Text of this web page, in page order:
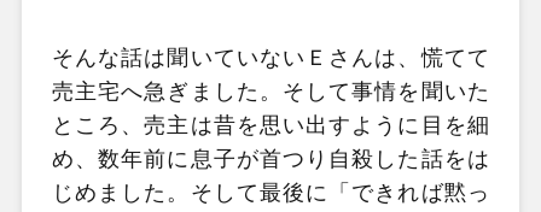
そんな話は聞いていないＥさんは、慌てて
売主宅へ急ぎました。そして事情を聞いた
ところ、売主は昔を思い出すように目を細
め、数年前に息子が首つり自殺した話をは
じめました。そして最後に「できれば黙っ